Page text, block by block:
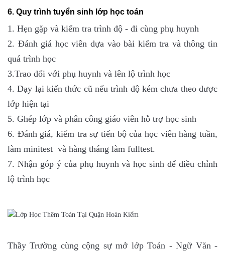
6. Quy trình tuyển sinh lớp học toán
1. Hẹn gặp và kiểm tra trình độ - đi cùng phụ huynh
2. Đánh giá học viên dựa vào bài kiểm tra và thông tin
quá trình học
3.Trao đổi với phụ huynh và lên lộ trình học
4. Dạy lại kiến thức cũ nếu trình độ kém chưa theo được
lớp hiện tại
5. Ghép lớp và phân công giáo viên hỗ trợ học sinh
6. Đánh giá, kiểm tra sự tiến bộ của học viên hàng tuần,
làm minitest và hàng tháng làm fulltest.
7. Nhận góp ý của phụ huynh và học sinh để điều chỉnh
lộ trình học
Thầy Trường cùng cộng sự mở lớp Toán - Ngữ Văn -